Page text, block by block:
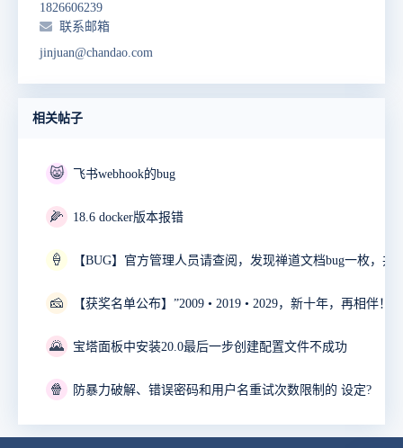
1826606239
联系邮箱
jinjuan@chandao.com
相关帖子
😸 飞书webhook的bug
🌽 18.6 docker版本报错
🍦
🧀
🌄 宝塔面板中安装20.0最后一步创建配置文件不成功
🍿 防暴力破解、错误密码和用户名重试次数限制的 设定?